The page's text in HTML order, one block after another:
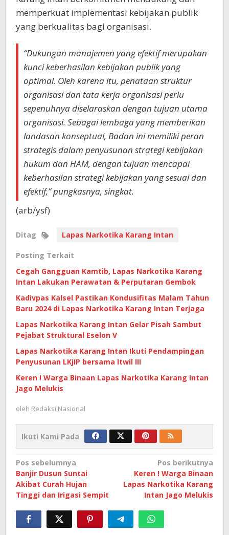
memperkuat implementasi kebijakan publik
yang berkualitas bagi organisasi.
“Dukungan manajemen yang efektif merupakan
kunci keberhasilan kebijakan publik yang
optimal. Oleh karena itu, penataan struktur
organisasi dan tata kerja organisasi perlu
sepenuhnya diselaraskan dengan tujuan utama
organisasi. Sebagai lembaga yang memberikan
landasan konseptual, Badan ini memiliki peran
strategis dalam penyusunan strategi kebijakan
hukum dan HAM, dengan tujuan mencapai
keberhasilan strategi kebijakan yang sesuai dan
efektif,” pungkasnya, singkat.
(arb/ysf)
Ditag Lapas Narkotika Karang Intan
Posting Terkait
Cegah Gangguan Kamtib, Lapas Narkotika Karang
Intan Lakukan Perawatan & Perputaran Gembok
Kadivpas Kalsel Pastikan Kondusifitas Malam Tahun
Baru 2024 di Lapas Narkotika Karang Intan Terjaga
Lapas Narkotika Karang Intan Gelar Pisah Sambut
Pejabat Struktural Eselon V
Lapas Narkotika Karang Intan Ikuti Pendampingan
Penyusunan LKjIP bersama Itwil III
Keren ! Warga Binaan Lapas Narkotika Karang Intan
Jago Melukis
oleh Redaksi Nasional
Ikuti Kami Pada
Navigasi
pos
Pos sebelumnya
Banjir Dusun Suntai
Akibat Curah Hujan
Tinggi dan Irigasi Sempit
Pos berikutnya
Keren ! Warga Binaan
Lapas Narkotika Karang
Intan Jago Melukis